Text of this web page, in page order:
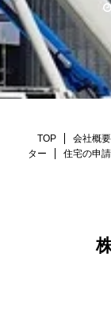
TOP 会社概要
ター
住宅の申